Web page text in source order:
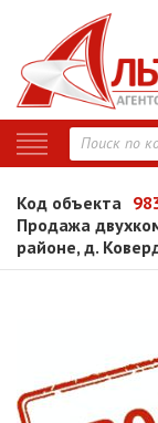
Код объекта
Продажа
районе, д.